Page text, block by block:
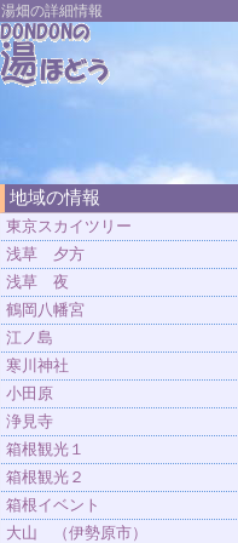
湯畑の詳細情報
地域の情報
東京スカイツリー
浅草 夕方
浅草 夜
鶴岡八幡宮
江ノ島
寒川神社
小田原
浄見寺
箱根観光１
箱根観光２
箱根イベント
大山 （伊勢原市）